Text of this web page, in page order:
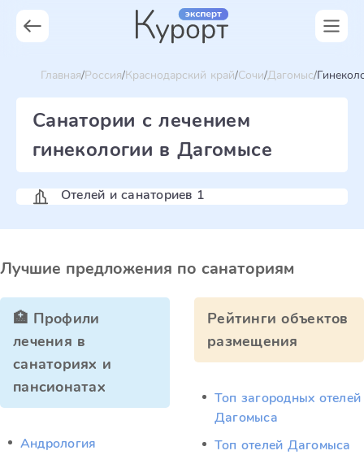
Главная Россия Краснодарский край Сочи Дагомыс
Санатории с лечением
гинекологии в Дагомысе
Отелей и санаториев 1
Лучшие предложения по санаториям
🏥 Профили
лечения в
санаториях и
пансионатах
Андрология
Рейтинги объектов
размещения
Топ загородных отелей
Дагомыса
Топ отелей Дагомыса